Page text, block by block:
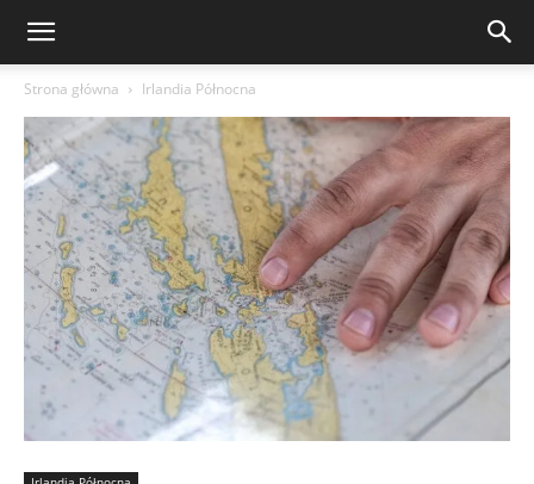
Strona główna Irlandia Północna